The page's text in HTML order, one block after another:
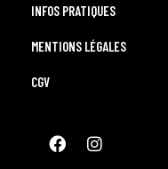
INFOS PRATIQUES
MENTIONS LÉGALES
CGV